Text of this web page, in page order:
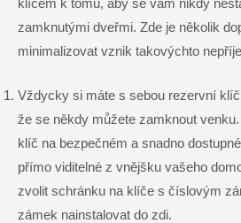
klíčem k tomu, aby se vám nikdy
zamknutými dveřmi. Zde je několik
minimalizovat vznik takovýchto
Vždycky si máte s sebou rezervní
že se někdy můžete zamknout
klíč na bezpečném a snadno
přímo viditelné z vnějšku vašeho
zvolit schránku na klíče s číslovým
zámek nainstalovat do zdi.